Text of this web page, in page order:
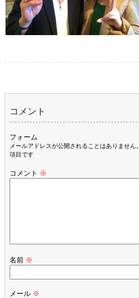
コメント
フォーム
メールアドレスが公開されることはありません。
項目です
コメント ※
名前 ※
メール ※